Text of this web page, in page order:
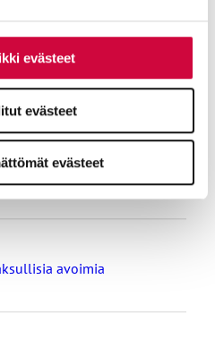
evästeet
evästeet
evästeet
lasten ja nuorten
JHL on antanut
loma-aikoja koskevasta
koskevan lain
avoimia